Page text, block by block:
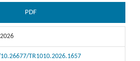
PDF
TR1010.2026.1657